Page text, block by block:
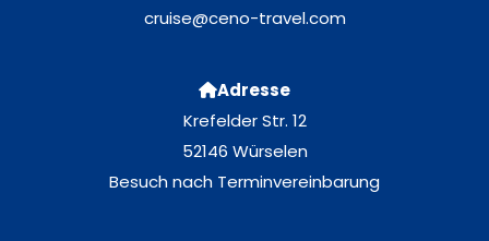
cruise@ceno-travel.com
Adresse
Krefelder Str. 12
52146 Würselen
Besuch nach Terminvereinbarung